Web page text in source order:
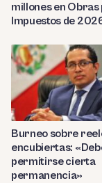
millones en Obras
Impuestos de
Burneo sobre
encubiertas:
permitirse cierta
permanencia»